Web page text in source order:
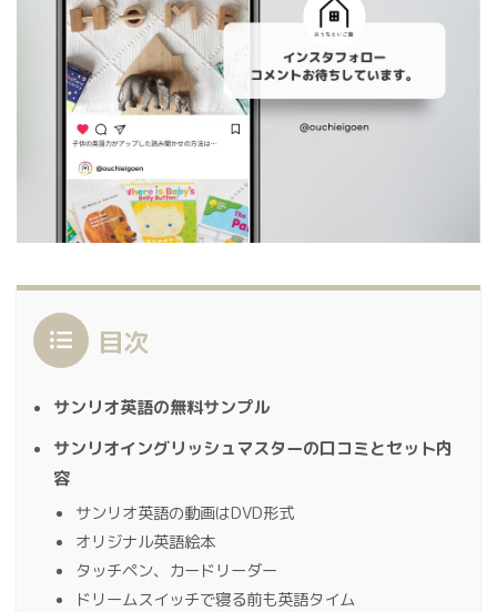
目次
サンリオ英語の無料サンプル
サンリオイングリッシュマスターの口コミとセット内
容
サンリオ英語の動画はDVD形式
オリジナル英語絵本
タッチペン、カードリーダー
ドリームスイッチで寝る前も英語タイム